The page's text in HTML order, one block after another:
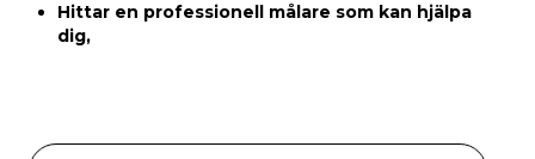
Hittar en professionell målare som kan hjälpa
dig,